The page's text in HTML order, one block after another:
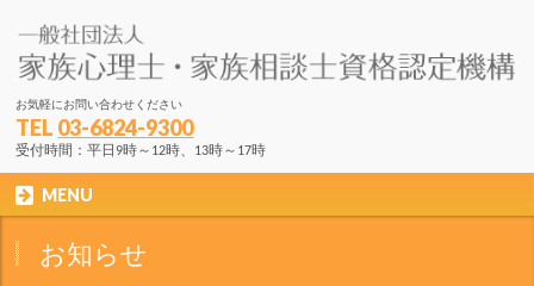
お気軽にお問い合わせください
TEL 03-6824-9300
受付時間：平日9時～12時、13時～17時
MENU
お知らせ